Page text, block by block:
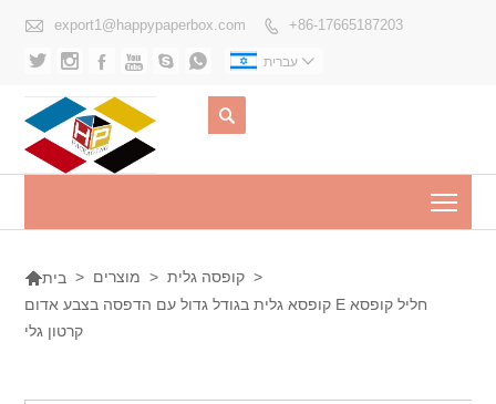
 export1@happypaperbox.com  +86-17665187203
      עברית 

בית > מוצרים > קופסה גלית >
קופסא גלית בגודל גדול עם הדפסה בצבע אדום E חליל קופסא
קרטון גלי